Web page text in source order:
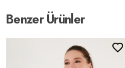
Benzer Ürünler